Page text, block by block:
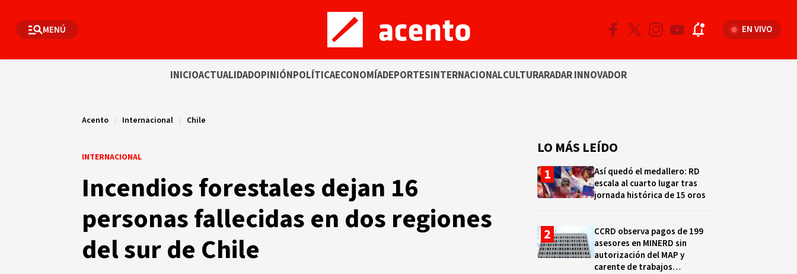
MENÚ EN VIVO
INICIOACTUALIDADOPINIÓNPOLÍTICAECONOMÍADEPORTESINTERNACIONALCULTURARADAR INNOVADOR
Acento | Internacional | Chile
INTERNACIONAL
Incendios forestales dejan 16
personas fallecidas en dos regiones
del sur de Chile
LO MÁS LEÍDO
Así quedó el medallero: RD
escala al cuarto lugar tras
jornada histórica de 15 oros
CCRD observa pagos de 199
asesores en MINERD sin
autorización del MAP y
carente de trabajos